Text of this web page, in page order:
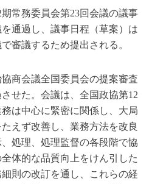
常務委員会第23回会議の議事
通過し、議事日程（草案）は
審議するため提出される。
商会議全国委員会の提案審査
せた。会議は、全国政協第12
は中心に緊密に関係し、大局
えず改善し、業務方法を改良
処理、処理監督の各段階で協
体的な品質向上をけん引した
則の改訂を通し、これらの経